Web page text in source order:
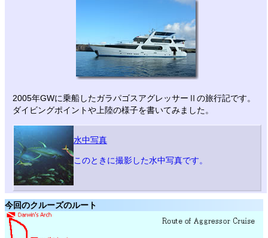
2005年GWに乗船したガラパゴスアグレッサーⅡの旅行記です。
ダイビングポイントや上陸の様子を書いてみました。
水中写真
このときに撮影した水中写真です。
今回のクルーズのルート